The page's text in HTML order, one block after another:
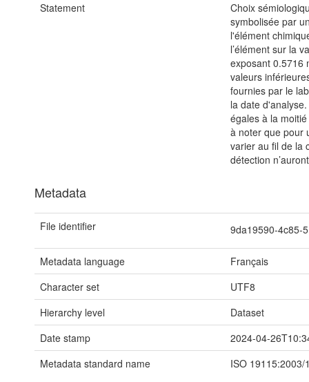
Statement
Choix
symbolisée par
l'élément
l’élément sur la
exposant 0.5716
valeurs
fournies par le
la date
égales à la
à noter que pour
varier au fil de la
détection
Metadata
File identifier 9da19590-4c85-
Metadata language
Français
Character set
UTF8
Hierarchy level
Dataset
Date stamp
2024-04-
Metadata standard name
ISO 19115:2003/